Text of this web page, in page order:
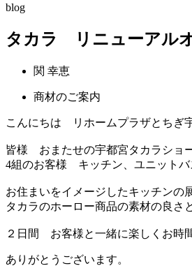
blog
タカラ リニューアル
関 幸恵
商材のご案内
こんにちは リホームプラザとち
皆様 おまたせの宇都宮タカラショ
4組のお客様 キッチン、ユニットバ
お住まいをイメージしたキッチンの
タカラのホーロー商品の素材の良
２日間 お客様と一緒に楽しくお時
ありがとうございます。